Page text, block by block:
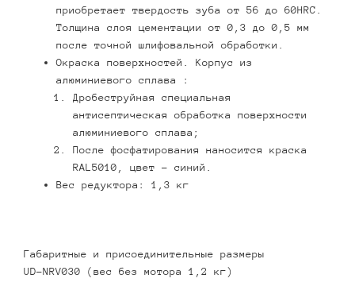
приобретает твердость зуба от 56 до 60HRC.
Толщина слоя цементации от 0,3 до 0,5 мм
после точной шлифовальной обработки.
Окраска поверхностей. Корпус из
алюминиевого сплава :
Дробеструйная специальная
антисептическая обработка поверхности
алюминиевого сплава;
После фосфатирования наносится краска
RAL5010, цвет – синий.
Вес редуктора: 1,3 кг
Габаритные и присоединительные размеры
UD-NRV030 (вес без мотора 1,2 кг)